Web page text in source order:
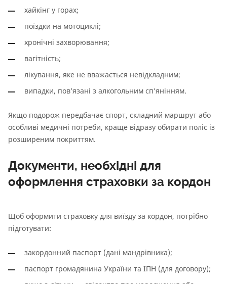
хайкінг у горах;
поїздки на мотоциклі;
хронічні захворювання;
вагітність;
лікування, яке не вважається невідкладним;
випадки, пов’язані з алкогольним сп’янінням.
Якщо подорож передбачає спорт, складний маршрут або
особливі медичні потреби, краще відразу обирати поліс із
розширеним покриттям.
Документи, необхідні для
оформлення страховки за кордон
Щоб оформити страховку для виїзду за кордон, потрібно
підготувати:
закордонний паспорт (дані мандрівника);
паспорт громадянина України та ІПН (для договору);